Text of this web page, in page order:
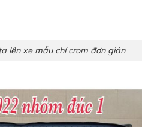
lên xe mẫu chỉ crom đơn giản